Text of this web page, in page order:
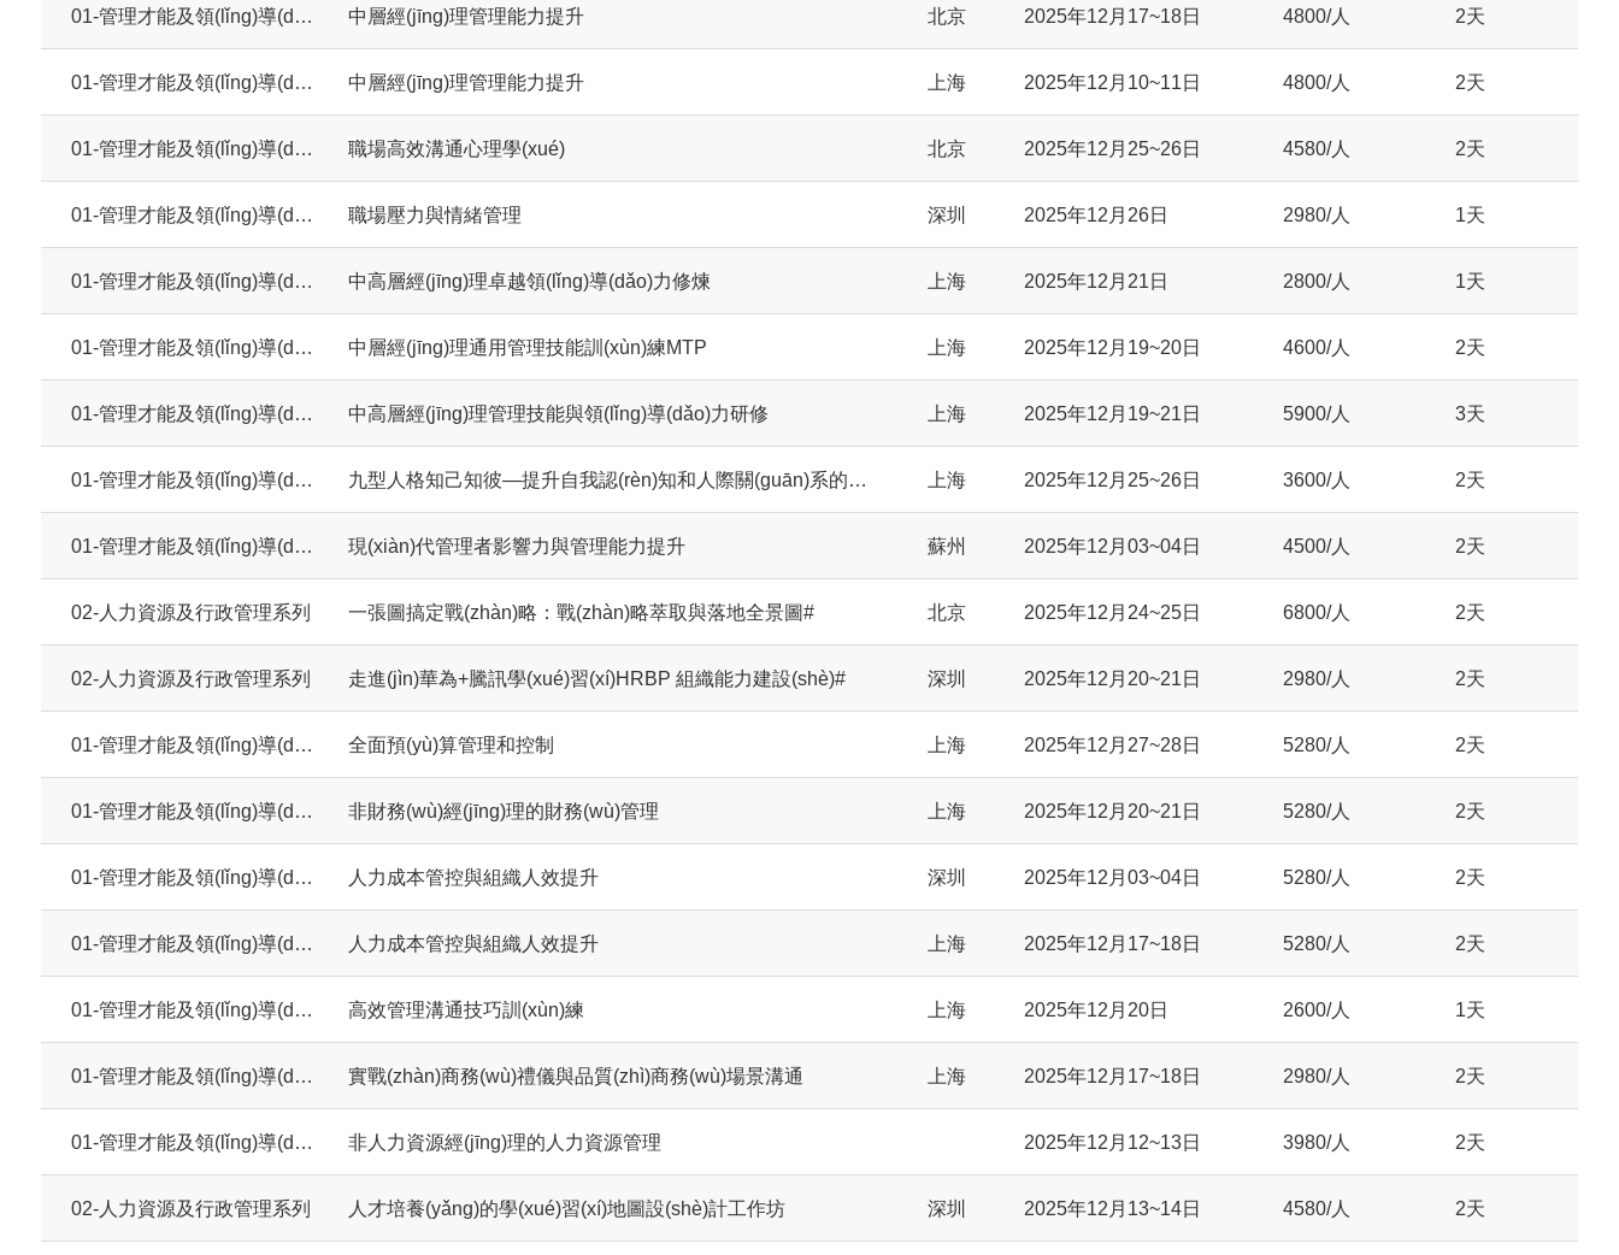
01-管理才能及領(lǐng)導(dǎo)力系列 中層經(jīng)理管理能力提升 北京 2025年12月17~18日 4800/人 2天
01-管理才能及領(lǐng)導(dǎo)力系列 中層經(jīng)理管理能力提升 上海 2025年12月10~11日 4800/人 2天
01-管理才能及領(lǐng)導(dǎo)力系列 職場高效溝通心理學(xué) 北京 2025年12月25~26日 4580/人 2天
01-管理才能及領(lǐng)導(dǎo)力系列 職場壓力與情緒管理 深圳 2025年12月26日 2980/人 1天
01-管理才能及領(lǐng)導(dǎo)力系列 中高層經(jīng)理卓越領(lǐng)導(dǎo)力修煉 上海 2025年12月21日 2800/人 1天
01-管理才能及領(lǐng)導(dǎo)力系列 中層經(jīng)理通用管理技能訓(xùn)練MTP 上海 2025年12月19~20日 4600/人 2天
01-管理才能及領(lǐng)導(dǎo)力系列 中高層經(jīng)理管理技能與領(lǐng)導(dǎo)力研修 上海 2025年12月19~21日 5900/人 3天
01-管理才能及領(lǐng)導(dǎo)力系列 九型人格知己知彼—提升自我認(rèn)知和人際關(guān)系的能力 上海 2025年12月25~26日 3600/人 2天
01-管理才能及領(lǐng)導(dǎo)力系列 現(xiàn)代管理者影響力與管理能力提升 蘇州 2025年12月03~04日 4500/人 2天
02-人力資源及行政管理系列 一張圖搞定戰(zhàn)略：戰(zhàn)略萃取與落地全景圖# 北京 2025年12月24~25日 6800/人 2天
02-人力資源及行政管理系列 走進(jìn)華為+騰訊學(xué)習(xí)HRBP 組織能力建設(shè)# 深圳 2025年12月20~21日 2980/人 2天
01-管理才能及領(lǐng)導(dǎo)力系列 全面預(yù)算管理和控制 上海 2025年12月27~28日 5280/人 2天
01-管理才能及領(lǐng)導(dǎo)力系列 非財務(wù)經(jīng)理的財務(wù)管理 上海 2025年12月20~21日 5280/人 2天
01-管理才能及領(lǐng)導(dǎo)力系列 人力成本管控與組織人效提升 深圳 2025年12月03~04日 5280/人 2天
01-管理才能及領(lǐng)導(dǎo)力系列 人力成本管控與組織人效提升 上海 2025年12月17~18日 5280/人 2天
01-管理才能及領(lǐng)導(dǎo)力系列 高效管理溝通技巧訓(xùn)練 上海 2025年12月20日 2600/人 1天
01-管理才能及領(lǐng)導(dǎo)力系列 實戰(zhàn)商務(wù)禮儀與品質(zhì)商務(wù)場景溝通 上海 2025年12月17~18日 2980/人 2天
01-管理才能及領(lǐng)導(dǎo)力系列 非人力資源經(jīng)理的人力資源管理 2025年12月12~13日 3980/人 2天
02-人力資源及行政管理系列 人才培養(yǎng)的學(xué)習(xí)地圖設(shè)計工作坊 深圳 2025年12月13~14日 4580/人 2天